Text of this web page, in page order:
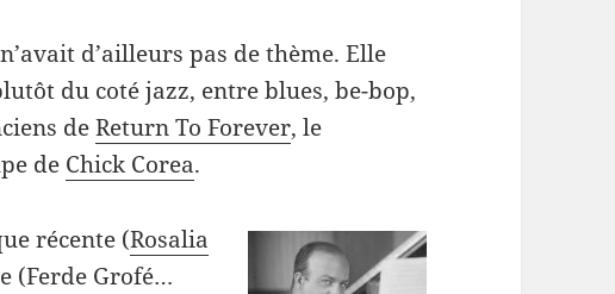
d’ailleurs pas de thème. Elle
du coté jazz, entre blues, be-bop,
deReturn To Forever, le
de Chick Corea.
récente (Rosalia
(Ferde Grofé…